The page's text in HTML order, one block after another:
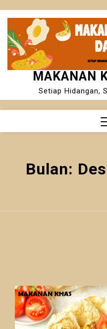
Skip
content
MAKANAN
Setiap Hidangan,
Bulan: